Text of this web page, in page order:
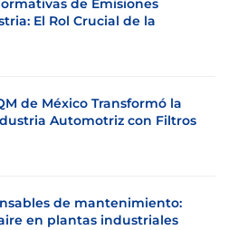
de Emisiones
El Rol Crucial de la
de México Transformó la
Automotriz con Filtros
de mantenimiento:
en plantas industriales